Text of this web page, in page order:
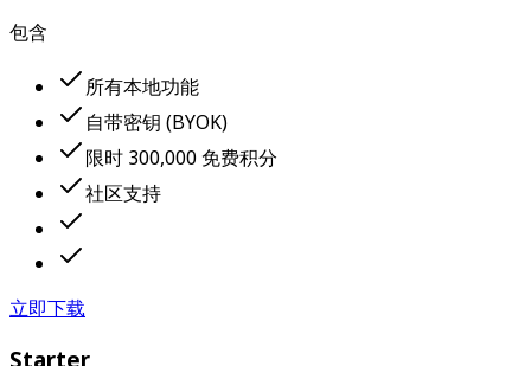
包含
所有本地功能
自带密钥 (BYOK)
限时 300,000 免费积分
社区支持
立即下载
Starter